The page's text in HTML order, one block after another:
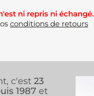
ni repris ni échangé.
conditions de retours
c'est 23
1987 et